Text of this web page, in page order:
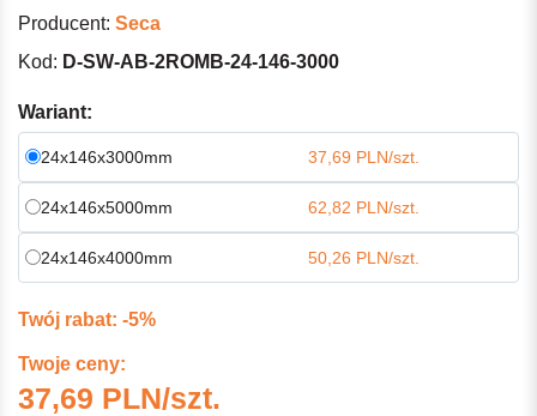
Producent: Seca
Kod: D-SW-AB-2ROMB-24-146-3000
Wariant:
24x146x3000mm 37,69 PLN/szt.
24x146x5000mm 62,82 PLN/szt.
24x146x4000mm 50,26 PLN/szt.
Twój rabat: -5%
Twoje ceny:
37,69 PLN/szt.